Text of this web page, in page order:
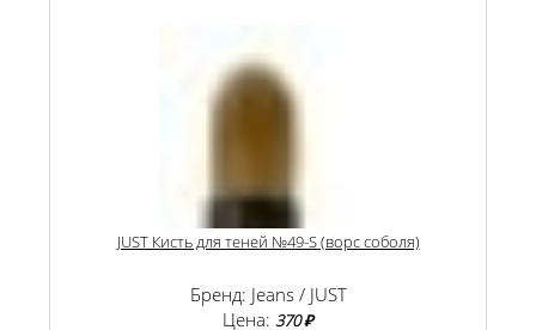
JUST Кисть для теней №49-S (ворс соболя)
Бренд: Jeans / JUST
Цена: 370 ₽